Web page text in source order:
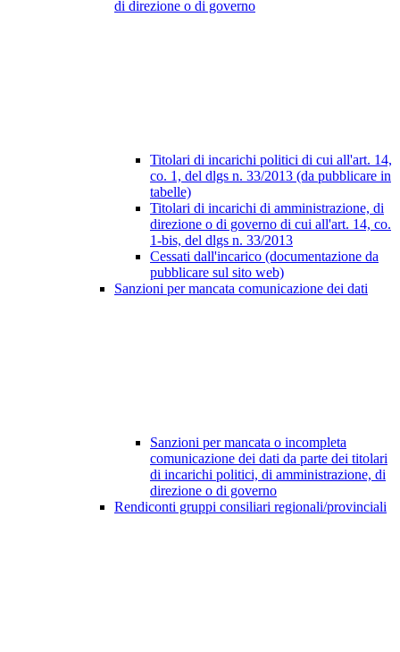
di direzione o di governo
Titolari di incarichi politici di cui all'art. 14,
co. 1, del dlgs n. 33/2013 (da pubblicare in
tabelle)
Titolari di incarichi di amministrazione, di
direzione o di governo di cui all'art. 14, co.
1-bis, del dlgs n. 33/2013
Cessati dall'incarico (documentazione da
pubblicare sul sito web)
Sanzioni per mancata comunicazione dei dati
Sanzioni per mancata o incompleta
comunicazione dei dati da parte dei titolari
di incarichi politici, di amministrazione, di
direzione o di governo
Rendiconti gruppi consiliari regionali/provinciali